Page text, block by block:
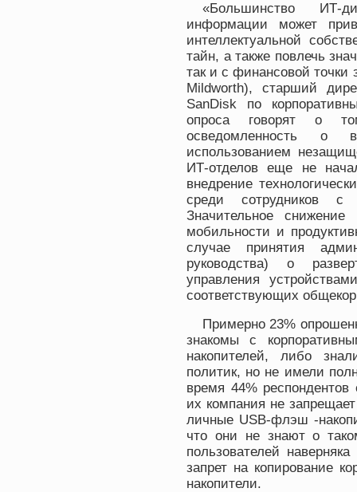
«Большинство ИТ-
информации может
интеллектуальной
тайн, а также повлечь
так и с финансовой
Mildworth), старший
SanDisk по
опроса говорят о
осведомленность о
использованием
ИТ-отделов еще не
внедрение
среди сотрудников
Значительное
мобильности и
случае принятия
руководства) о
управления
соответствующих
Примерно 23%
знакомы с
накопителей, либо
политик, но не имели
время 44%
их компания не
личные USB-флэш -
что они не знают о
пользователей
запрет на копирование
накопители.